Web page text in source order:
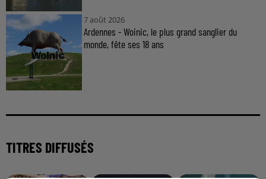
7 août 2026
Ardennes - Woinic, le plus grand sanglier du
monde, fête ses 18 ans
TITRES DIFFUSÉS